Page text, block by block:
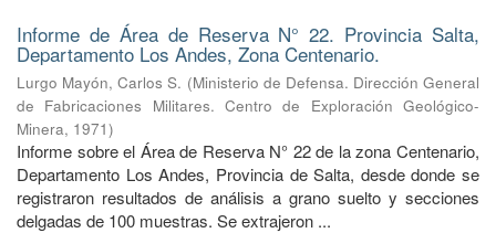
Informe de Área de Reserva N° 22. Provincia Salta,
Departamento Los Andes, Zona Centenario.
Lurgo Mayón, Carlos S. (Ministerio de Defensa. Dirección General
de Fabricaciones Militares. Centro de Exploración Geológico-
Minera, 1971)
Informe sobre el Área de Reserva N° 22 de la zona Centenario,
Departamento Los Andes, Provincia de Salta, desde donde se
registraron resultados de análisis a grano suelto y secciones
delgadas de 100 muestras. Se extrajeron ...